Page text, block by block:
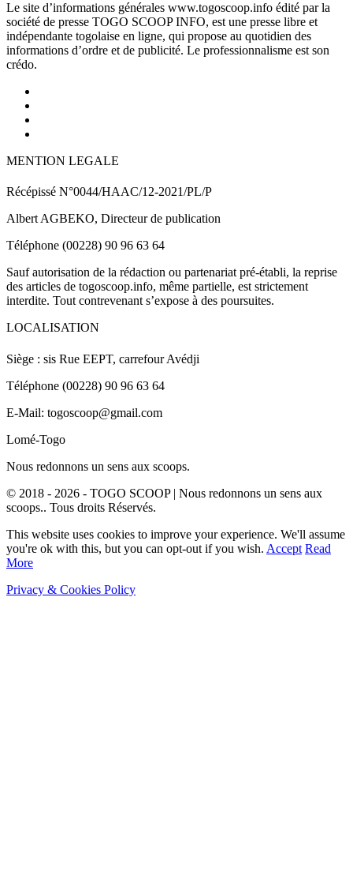
Le site d’informations générales www.togoscoop.info édité par la
société de presse TOGO SCOOP INFO, est une presse libre et
indépendante togolaise en ligne, qui propose au quotidien des
informations d’ordre et de publicité. Le professionnalisme est son
crédo.
MENTION LEGALE
Récépissé N°0044/HAAC/12-2021/PL/P
Albert AGBEKO, Directeur de publication
Téléphone (00228) 90 96 63 64
Sauf autorisation de la rédaction ou partenariat pré-établi, la reprise
des articles de togoscoop.info, même partielle, est strictement
interdite. Tout contrevenant s’expose à des poursuites.
LOCALISATION
Siège : sis Rue EEPT, carrefour Avédji
Téléphone (00228) 90 96 63 64
E-Mail: togoscoop@gmail.com
Lomé-Togo
Nous redonnons un sens aux scoops.
© 2018 - 2026 - TOGO SCOOP | Nous redonnons un sens aux
scoops.. Tous droits Réservés.
This website uses cookies to improve your experience. We'll assume
you're ok with this, but you can opt-out if you wish. Accept Read
More
Privacy & Cookies Policy